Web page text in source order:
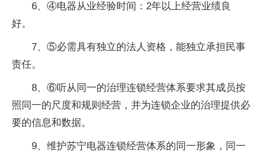
6、④电器从业经验时间：2年以上经营业绩良
好。
7、⑤必需具有独立的法人资格，能独立承担民事
责任。
8、⑥听从同一的治理连锁经营体系要求其成员按
照同一的尺度和规则经营，并为连锁企业的治理提供必
要的信息和数据。
9、维护苏宁电器连锁经营体系的同一形象，同一